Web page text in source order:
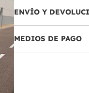
ENVÍO Y
MEDIOS DE PAGO